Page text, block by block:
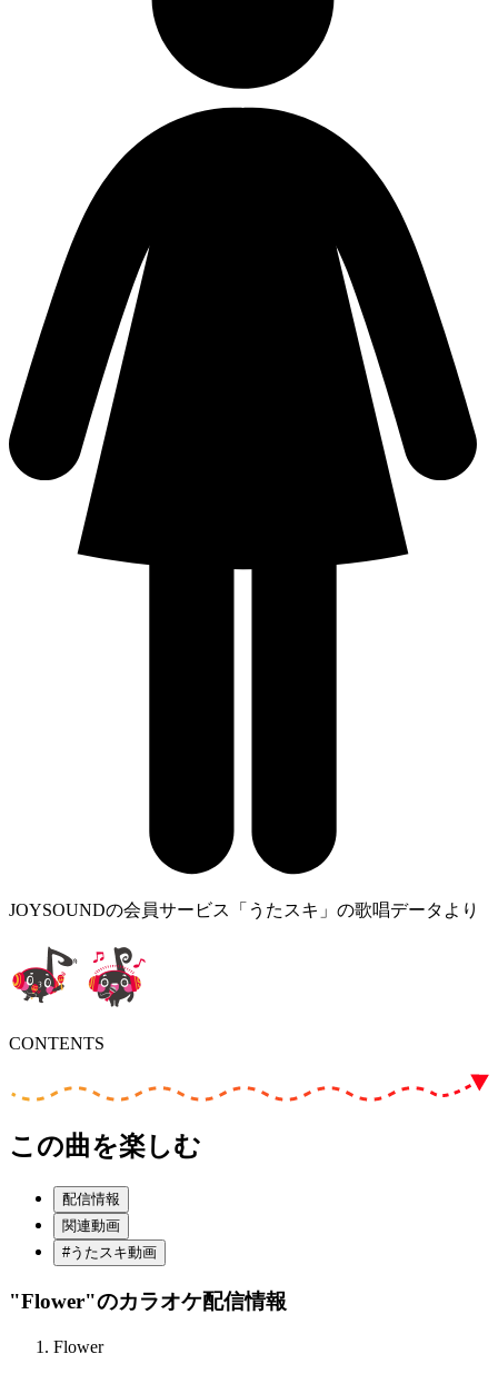
JOYSOUNDの会員サービス「うたスキ」の歌唱データより
CONTENTS
この曲を楽しむ
配信情報
関連動画
#うたスキ動画
"Flower"のカラオケ配信情報
Flower